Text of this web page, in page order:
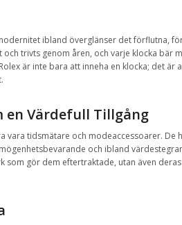
ibland överglänser det förflutna,
trivts genom åren, och varje klocka bär
är inte bara att inneha en klocka; det är
en Värdefull Tillgång
vara tidsmätare och modeaccessoarer. De
och ibland
som gör dem eftertraktade, utan även